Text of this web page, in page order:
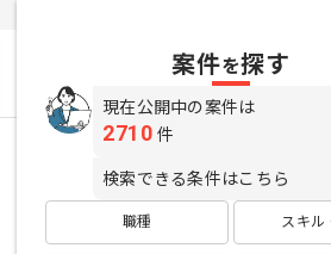
案件を探す
現在公開中の案件は
2710 件
検索できる条件はこちら
職種 スキル